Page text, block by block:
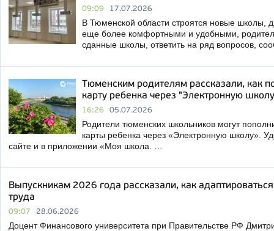
09:09 17.07.2026
В Тюменской области строятся новые школы,
еще более комфортными и удобными,
сданные школы, ответить на ряд вопросов,
Тюменским родителям рассказали, как
карту ребенка через "Электронную
16:26 05.07.2026
Родители тюменских школьников могут
карты ребенка через «Электронную школу».
сайте и в приложении «Моя школа. …
Выпускникам 2026 года рассказали, как
труда
09:07 28.06.2026
Доцент Финансового университета при Правительстве РФ